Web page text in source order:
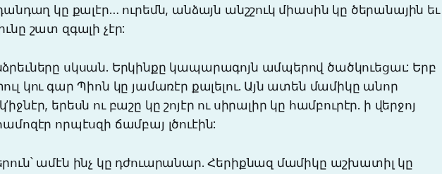
դանդաղ կը քալէր… ուրեմն, անձայն անշշուկ միասին կը ծերանային եւ
շատ զգալի չէր:
սկսան. Երկինքը կապարագոյն ամպերով ծածկուեցաւ: Երբ
կու գար Պիոն կը յամառէր քալելու. Այն ատեն մամիկը անոր
երեսն ու բաշը կը շոյէր ու սիրալիր կը համբուրէր. ի վերջոյ
որպէսզի ճամբայ լծուէին:
ամէն ինչ կը դժուարանար. Հերիքնազ մամիկը աշխատիլ կը